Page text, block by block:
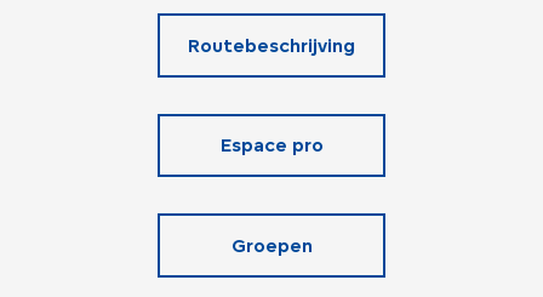
Routebeschrijving
Espace pro
Groepen